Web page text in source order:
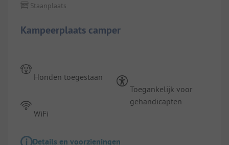
Kampeerplaats camper
Staanplaats
Honden toegestaan
WiFi
Toegankelijk voor
gehandicapten
Details en voorzieningen